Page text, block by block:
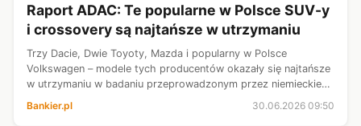
Raport ADAC: Te popularne w Polsce SUV-y
i crossovery są najtańsze w utrzymaniu
Trzy Dacie, Dwie Toyoty, Mazda i popularny w Polsce
Volkswagen – modele tych producentów okazały się najtańsze
w utrzymaniu w badaniu przeprowadzonym przez niemieckie
nie uwzględniając podzia...
Bankier.pl 30.06.2026 09:50